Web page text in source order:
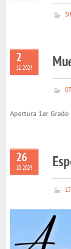
2
11 2024
Apertura 1er Grado
26
10 2024